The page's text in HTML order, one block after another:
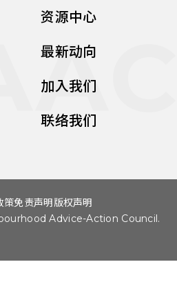
资源中心
最新动向
加入我们
联络我们
Advice-Action Council.
策免责声明 版权声明